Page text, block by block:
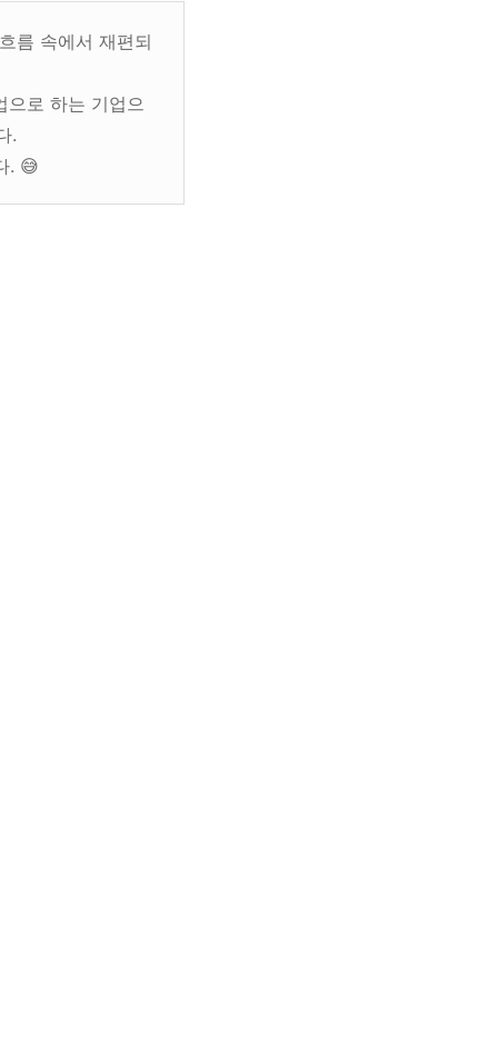
름 속에서 재편되
로 하는 기업으
.
. 😅